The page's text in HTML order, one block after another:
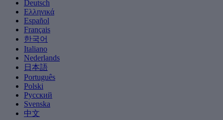
Deutsch
Ελληνικά
Español
Français
한국어
Italiano
Nederlands
日本語
Português
Polski
Русский
Svenska
中文